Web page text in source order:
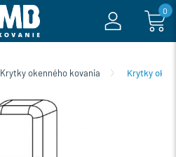
0
Krytky okenného kovania Krytky